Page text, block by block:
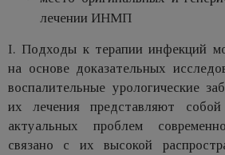
лечении ИНМП
I. Подходы к терапии инфекций
на основе доказательных
воспалительные урологические
их лечения представляют
актуальных проблем
связано с их высокой